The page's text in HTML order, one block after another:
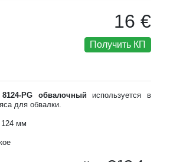
16 €
Получить КП
PG обвалочный используется в
для обвалки.
124 мм